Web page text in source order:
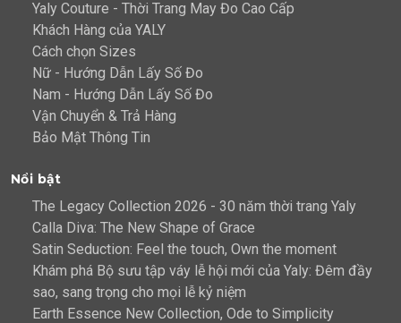
Yaly Couture - Thời Trang May Đo Cao Cấp
Khách Hàng của YALY
Cách chọn Sizes
Nữ - Hướng Dẫn Lấy Số Đo
Nam - Hướng Dẫn Lấy Số Đo
Vận Chuyển & Trả Hàng
Bảo Mật Thông Tin
Nổi bật
The Legacy Collection 2026 - 30 năm thời trang Yaly
Calla Diva: The New Shape of Grace
Satin Seduction: Feel the touch, Own the moment
Khám phá Bộ sưu tập váy lễ hội mới của Yaly: Đêm đầy
sao, sang trọng cho mọi lễ kỷ niệm
Earth Essence New Collection, Ode to Simplicity